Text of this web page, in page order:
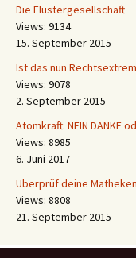
Die Flüstergesellschaft
Views: 9134
15. September 2015
Ist das nun
Views: 9078
2. September 2015
Atomkraft: NEIN DANKE
Views: 8985
6. Juni 2017
Überprüf deine
Views: 8808
21. September 2015